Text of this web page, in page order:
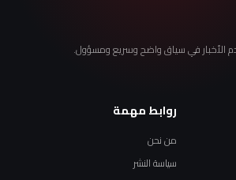
الأخبار في سياق واضح وسريع ومسؤول.
روابط مهمة
من نحن
سياسة النشر